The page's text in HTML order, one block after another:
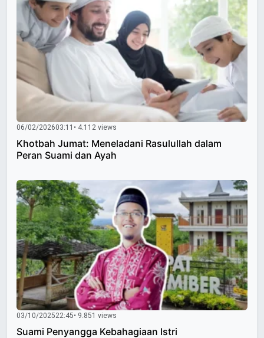
06/02/202603:11 • 4.112 views
Khotbah Jumat: Meneladani Rasulullah dalam
Peran Suami dan Ayah
03/10/202522:45• 9.851 views
Suami Penyangga Kebahagiaan Istri